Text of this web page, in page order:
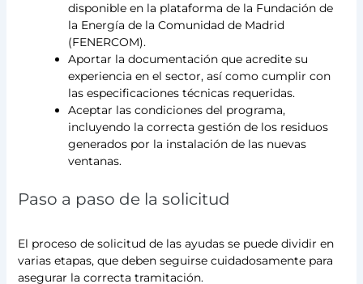
disponible en la plataforma de la Fundación de
la Energía de la Comunidad de Madrid
(FENERCOM).
Aportar la documentación que acredite su
experiencia en el sector, así como cumplir con
las especificaciones técnicas requeridas.
Aceptar las condiciones del programa,
incluyendo la correcta gestión de los residuos
generados por la instalación de las nuevas
ventanas.
Paso a paso de la solicitud
El proceso de solicitud de las ayudas se puede dividir en
varias etapas, que deben seguirse cuidadosamente para
asegurar la correcta tramitación.